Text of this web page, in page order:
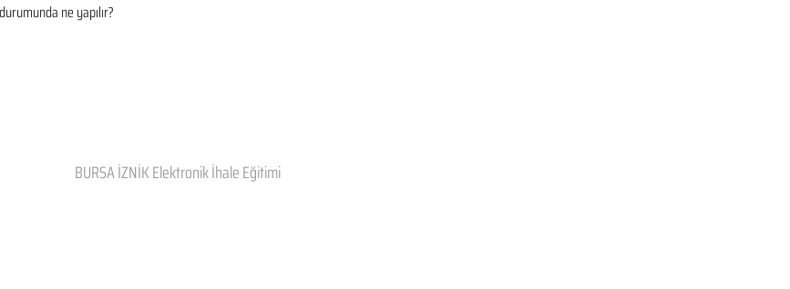
ne yapılır?
BURSA İZNİK Elektronik İhale Eğitimi